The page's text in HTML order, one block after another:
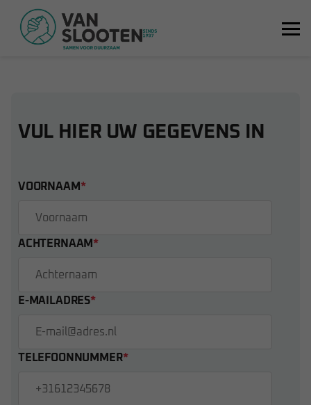
AIRCO ONDERHOUD
VUL HIER UW GEGEVENS IN
VOORNAAM *
ACHTERNAAM *
E-MAILADRES*
TELEFOONNUMMER*